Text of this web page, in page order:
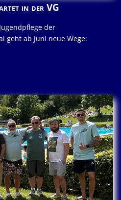
in der VG
der
geht ab Juni neue Wege: